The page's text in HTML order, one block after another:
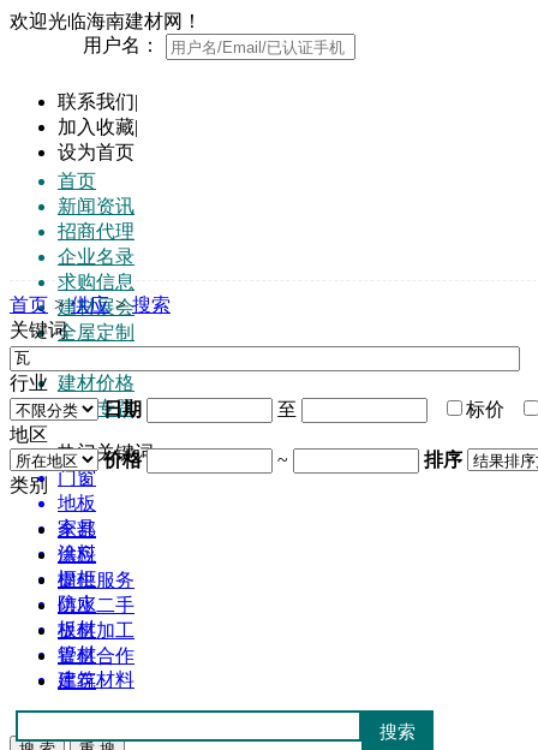
欢迎光临海南建材网！
用户名：
联系我们|
加入收藏|
设为首页
首页
新闻资讯
招商代理
企业名录
求购信息
建材展会
全屋定制
建材价格
行业专题
热门关键词:
门窗
地板
家具
涂料
橱柜
防水
板材
管材
建筑材料
首页 > 供应 > 搜索
关键词
行业
日期
至
标价
地区
价格
~
排序
类别
全部
供应
提供服务
供应二手
提供加工
提供合作
库存